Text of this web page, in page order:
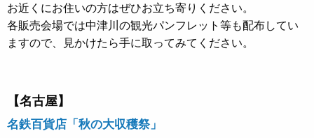
お近くにお住いの方はぜひお立ち寄りください。
各販売会場では中津川の観光パンフレット等も配布してい
ますので、見かけたら手に取ってみてください。
【名古屋】
名鉄百貨店「秋の大収穫祭」